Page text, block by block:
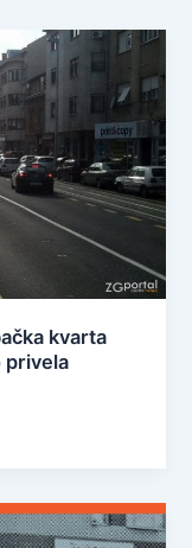
kvarta
privela